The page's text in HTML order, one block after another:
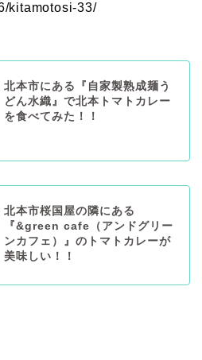
kitamotosi-33/
北本市にある『自家製熟成麺う
どん水織』で北本トマトカレー
を食べてみた！！
北本市桜国屋の隣にある
『&green cafe（アンドグリー
ンカフェ）』のトマトカレーが
美味しい！！